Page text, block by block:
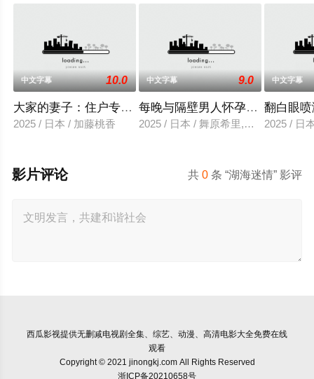
中文字幕 10.0
大家的妻子：住户专用洞口
2025 / 日本 / 加藤桃香
中文字幕 9.0
每晚与隔壁男人怀孕性爱
2025 / 日本 / 舞原希里,佐川金二
中文字幕
翻白眼
2025 / 日
共0 条 “湖海迷情” 影评
影片评论
西瓜影视提供无删减电视剧全集、综艺、动漫、高清电影大全免费在线
观看
Copyright © 2021 jinongkj.com All Rights Reserved
浙ICP备20210658号